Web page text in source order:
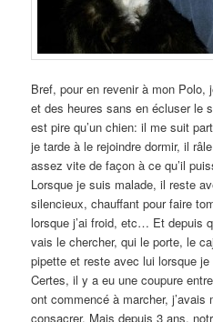
Bref, pour en revenir à mon Polo,
et des heures sans en écluser le
est pire qu’un chien: il me suit
je tarde à le rejoindre dormir, il
assez vite de façon à ce qu’il
Lorsque je suis malade, il reste
silencieux, chauffant pour faire
lorsque j’ai froid, etc… Et depuis
vais le chercher, qui le porte, le
pipette et reste avec lui lorsque
Certes, il y a eu une coupure
ont commencé à marcher,
consacrer. Mais depuis 3 ans,